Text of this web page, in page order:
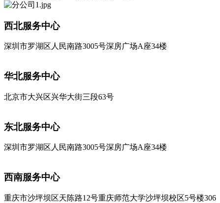
西北服务中心
深圳市罗湖区人民南路3005号深房广场A座34楼
华北服务中心
北京市大兴区兴华大街三段63号
东北服务中心
深圳市罗湖区人民南路3005号深房广场A座34楼
西南服务中心
重庆市沙坪坝区天陈路12号重庆师范大学沙坪坝校区5号楼306